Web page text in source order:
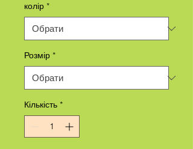
колір *
Розмір *
Кількість *